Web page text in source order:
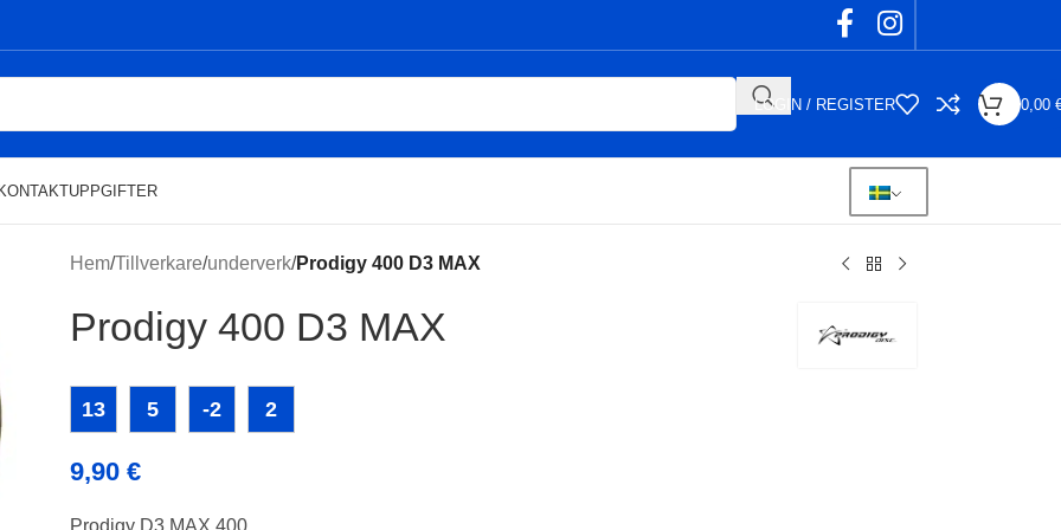
LOGIN / REGISTER 0,00
Hem/Tillverkare/underverk/Prodigy 400 D3 MAX
Prodigy 400 D3 MAX
13 5 -2 2
9,90 €
Prodigy D3 MAX 400